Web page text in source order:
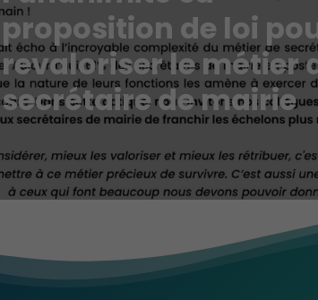
proposition de loi
revaloriser le métier
secrétaire de mairie